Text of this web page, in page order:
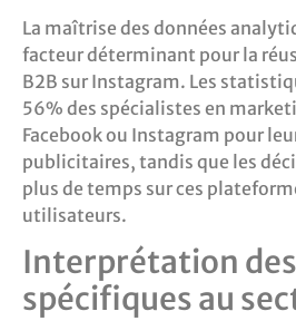
La maîtrise des données
facteur déterminant pour la
B2B sur Instagram. Les
56% des spécialistes en
Facebook ou Instagram pour
publicitaires, tandis que les
plus de temps sur ces
utilisateurs.
Interprétation
spécifiques au